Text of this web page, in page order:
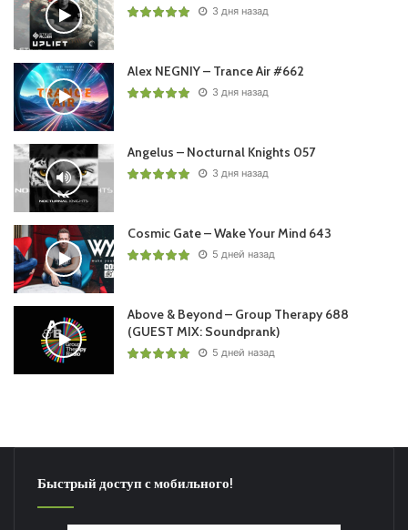
Пользовательская оценка:
3 дня назад
Alex NEGNIY – Trance Air #662
3 дня назад
Angelus – Nocturnal Knights 057
3 дня назад
Cosmic Gate – Wake Your Mind 643
5 дней назад
Above & Beyond – Group Therapy 688
(GUEST MIX: Soundprank)
5 дней назад
Быстрый доступ с мобильного!